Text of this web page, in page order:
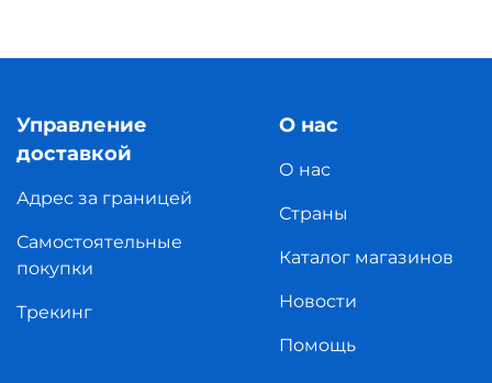
Управление
доставкой
Адрес за границей
Самостоятельные
покупки
Трекинг
О нас
О нас
Страны
Каталог магазинов
Новости
Помощь